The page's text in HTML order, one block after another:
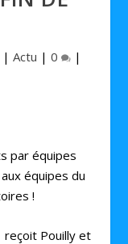
| Actu | 0 |
par équipes
équipes du
!
reçoit Pouilly et